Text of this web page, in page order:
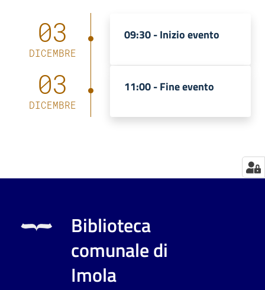
Catalogo
on line
03
DICEMBRE
09:30 -Inizio evento
03
DICEMBRE
11:00 -Fine evento
Biblioteca
comunale di
Imola